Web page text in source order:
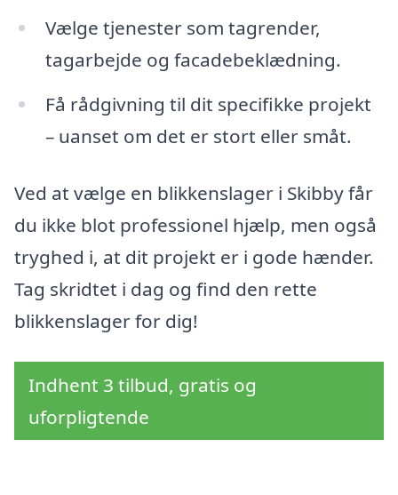
Vælge tjenester som tagrender,
tagarbejde og facadebeklædning.
Få rådgivning til dit specifikke projekt
– uanset om det er stort eller småt.
Ved at vælge en blikkenslager i Skibby får
du ikke blot professionel hjælp, men også
tryghed i, at dit projekt er i gode hænder.
Tag skridtet i dag og find den rette
blikkenslager for dig!
Indhent 3 tilbud, gratis og
uforpligtende